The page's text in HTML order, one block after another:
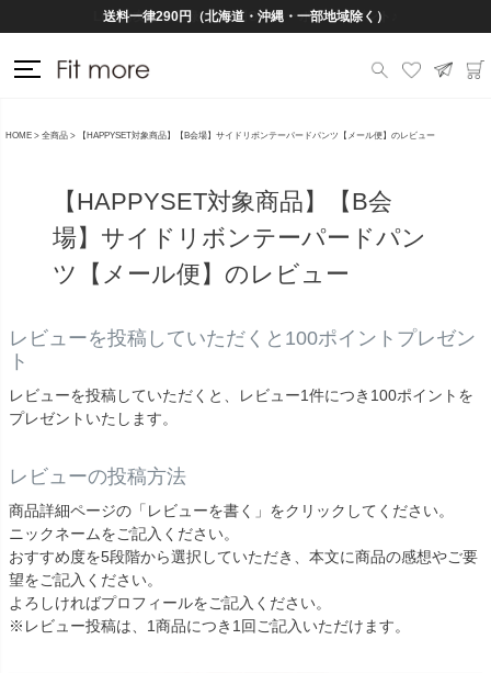
Lineお友だち登録で500円OFFクーポンプレゼント♪
送料一律290円（北海道・沖縄・一部地域除く）
HOME 全商品 【HAPPYSET対象商品】【B会場】サイドリボンテーパードパンツ【メール便】のレビュー
【HAPPYSET対象商品】【B会
場】サイドリボンテーパードパン
ツ【メール便】のレビュー
レビューを投稿していただくと100ポイントプレゼン
ト
レビューを投稿していただくと、レビュー1件につき100ポイントを
プレゼントいたします。
レビューの投稿方法
商品詳細ページの「レビューを書く」をクリックしてください。
ニックネームをご記入ください。
おすすめ度を5段階から選択していただき、本文に商品の感想やご要
望をご記入ください。
よろしければプロフィールをご記入ください。
※レビュー投稿は、1商品につき1回ご記入いただけます。